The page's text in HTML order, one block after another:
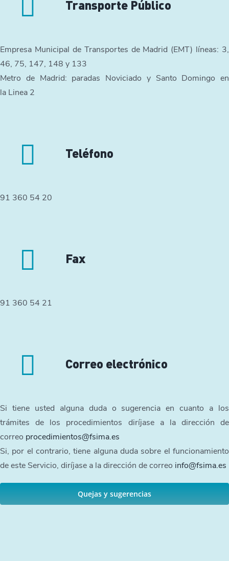
Transporte Público
Empresa Municipal de Transportes de Madrid (EMT) líneas: 3,
46, 75, 147, 148 y 133
Metro de Madrid: paradas Noviciado y Santo Domingo en
la Linea 2
Teléfono
91 360 54 20
Fax
91 360 54 21
Correo electrónico
Si tiene usted alguna duda o sugerencia en cuanto a los
trámites de los procedimientos diríjase a la dirección de
correo procedimientos@fsima.es
Si, por el contrario, tiene alguna duda sobre el funcionamiento
de este Servicio, diríjase a la dirección de correo info@fsima.es
Quejas y sugerencias